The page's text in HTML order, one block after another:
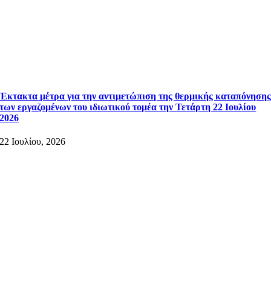
Έκτακτα μέτρα για την αντιμετώπιση της θερμικής καταπόνησης
των εργαζομένων του ιδιωτικού τομέα την Τετάρτη 22 Ιουλίου
2026
22 Ιουλίου, 2026